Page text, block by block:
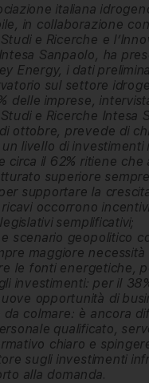
italiana
in collaborazione
e Ricerche e
Sanpaolo, ha
Energy, i dati
sul settore
delle imprese,
e Ricerche Intesa
ottobre, prevede di
livello di investimenti
circa il 62% ritiene che
superiore
supportare la
ricavi occorrono
semplificativi;
scenario geopolitico
maggiore necessità
le fonti energetiche,
investimenti: per il
opportunità di
da colmare: è ancora
qualificato,
chiaro e
sugli investimenti
alla domanda.